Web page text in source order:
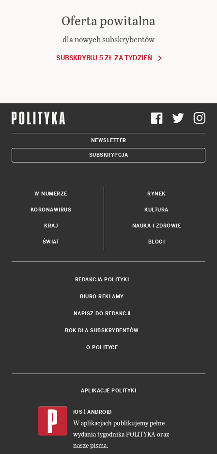
Oferta powitalna
dla nowych subskrybentów
SUBSKRYBUJ 5 ZŁ ZA TYDZIEŃ
NEWSLETTER
SUBSKRYPCJA
W NUMERZE
KORONAWIRUS
KRAJ
ŚWIAT
RYNEK
KULTURA
NAUKA I ZDROWIE
BLOGI
REDAKCJA POLITYKI
BIURO REKLAMY
NAPISZ DO REDAKCJI
BOK DLA SUBSKRYBENTÓW
O POLITYCE
APLIKACJE POLITYKI
IOS i ANDROID
W aplikacjach publikujemy pełne
wydania tygodnika POLITYKA oraz
nasze pisma.